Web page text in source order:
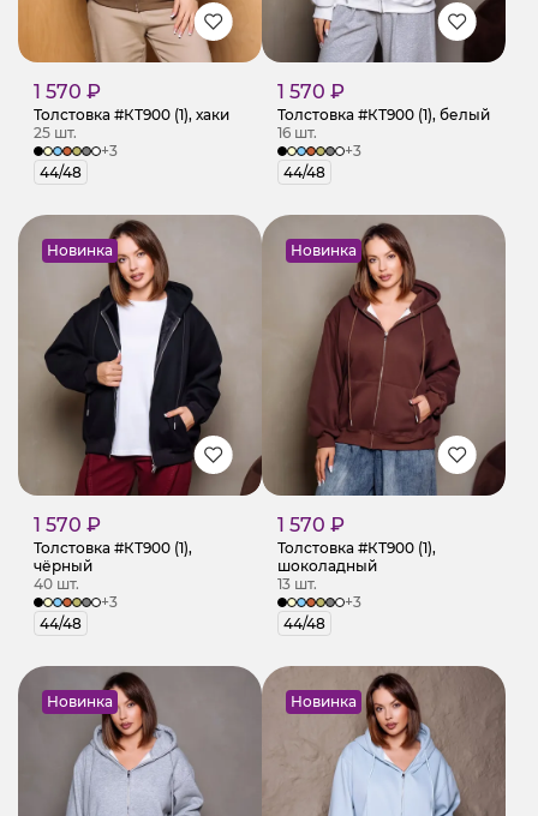
1 570 ₽
Толстовка #КТ900 (1), хаки
25 шт.
+3
44/48
1 570 ₽
Толстовка #КТ900 (1), белый
16 шт.
+3
44/48
Новинка
1 570 ₽
Толстовка #КТ900 (1),
чёрный
40 шт.
+3
44/48
Новинка
1 570 ₽
Толстовка #КТ900 (1),
шоколадный
13 шт.
+3
44/48
Новинка Новинка